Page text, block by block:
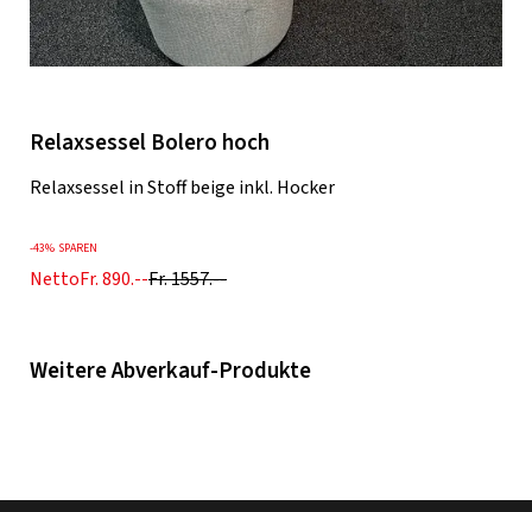
Relaxsessel Bolero hoch
Relaxsessel in Stoff beige inkl. Hocker
-43% SPAREN
NettoFr. 890.--Fr. 1557.--
Weitere Abverkauf-Produkte